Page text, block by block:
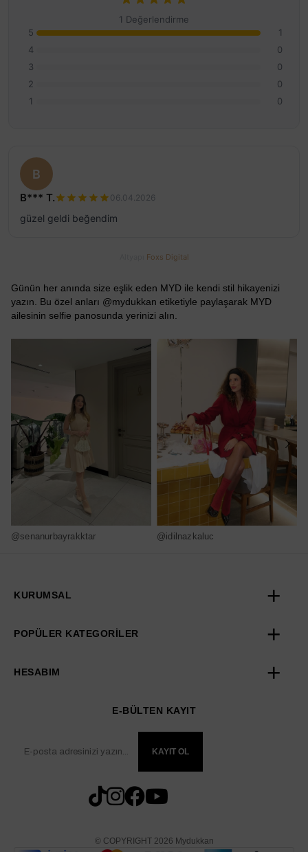
1 Değerlendirme
5
1
4
0
3
0
2
0
1
0
B
B*** T. 06.04.2026
güzel geldi beğendim
Foxs Digital
Günün her anında size eşlik eden MYD ile kendi stil hikayenizi
yazın. Bu özel anları @mydukkan etiketiyle paylaşarak MYD
ailesinin selfie panosunda yerinizi alın.
@senanurbayrakktar @idilnazkaluc
KURUMSAL
POPÜLER KATEGORİLER
HESABIM
E-BÜLTEN KAYIT
KAYIT OL
© COPYRIGHT 2026 Mydukkan